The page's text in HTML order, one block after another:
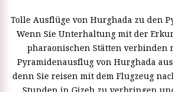
Tolle Ausflüge von Hurghada zu den
Wenn Sie Unterhaltung mit der
pharaonischen Stätten verbinden
Pyramidenausflug von Hurghada
denn Sie reisen mit dem Flugzeug